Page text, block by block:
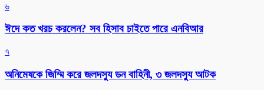
৬
ঈদে কত খরচ করলেন? সব হিসাব চাইতে পারে এনবিআর
৭
অনিমেষকে জিম্মি করে জলদস্যু ডন বাহিনী, ৩ জলদস্যু আটক